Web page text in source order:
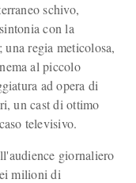
schivo,
con la
regia meticolosa,
al piccolo
ad opera di
un cast di ottimo
televisivo.
giornaliero
milioni di